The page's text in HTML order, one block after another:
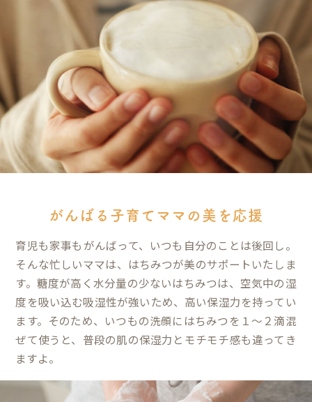
がんばる子育てママの美を応援
育児も家事もがんばって、いつも自分のことは後回し。
そんな忙しいママは、はちみつが美のサポートいたしま
す。糖度が高く水分量の少ないはちみつは、空気中の湿
度を吸い込む吸湿性が強いため、高い保湿力を持ってい
ます。そのため、いつもの洗顔にはちみつを１～２滴混
ぜて使うと、普段の肌の保湿力とモチモチ感も違ってき
ますよ。